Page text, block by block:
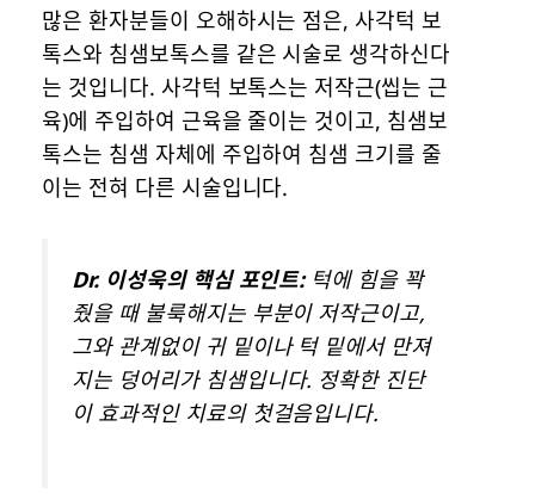
많은 환자분들이 오해하시는 점은, 사각턱 보
톡스와 침샘보톡스를 같은 시술로 생각하신다
는 것입니다. 사각턱 보톡스는 저작근(씹는 근
육)에 주입하여 근육을 줄이는 것이고, 침샘보
톡스는 침샘 자체에 주입하여 침샘 크기를 줄
이는 전혀 다른 시술입니다.
Dr. 이성욱의 핵심 포인트:턱에 힘을 꽉
줬을 때 불룩해지는 부분이 저작근이고,
그와 관계없이 귀 밑이나 턱 밑에서 만져
지는 덩어리가 침샘입니다. 정확한 진단
이 효과적인 치료의 첫걸음입니다.